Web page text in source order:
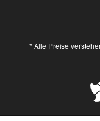
* Alle Preise